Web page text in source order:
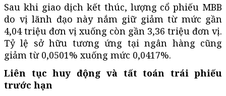
Sau khi giao dịch kết thúc, lượng cổ phiếu MBB
do vị lãnh đạo này nắm giữ giảm từ mức gần
4,04 triệu đơn vị xuống còn gần 3,36 triệu đơn vị.
Tỷ lệ sở hữu tương ứng tại ngân hàng cũng
giảm từ 0,0501% xuống mức 0,0417%.
Liên tục huy động và tất toán trái phiếu
trước hạn